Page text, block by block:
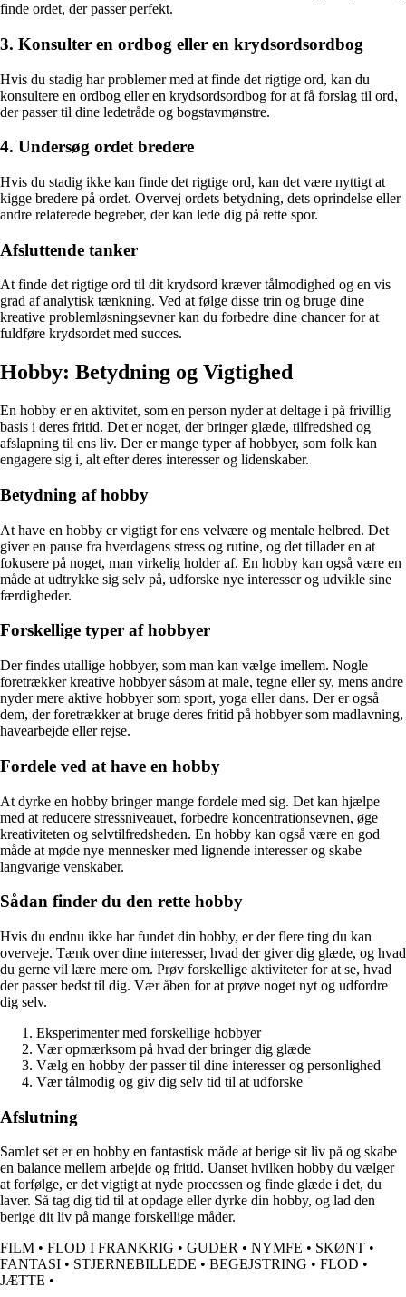
finde ordet, der passer perfekt.
3. Konsulter en ordbog eller en krydsordsordbog
Hvis du stadig har problemer med at finde det rigtige ord, kan du
konsultere en ordbog eller en krydsordsordbog for at få forslag til ord,
der passer til dine ledetråde og bogstavmønstre.
4. Undersøg ordet bredere
Hvis du stadig ikke kan finde det rigtige ord, kan det være nyttigt at
kigge bredere på ordet. Overvej ordets betydning, dets oprindelse eller
andre relaterede begreber, der kan lede dig på rette spor.
Afsluttende tanker
At finde det rigtige ord til dit krydsord kræver tålmodighed og en vis
grad af analytisk tænkning. Ved at følge disse trin og bruge dine
kreative problemløsningsevner kan du forbedre dine chancer for at
fuldføre krydsordet med succes.
Hobby: Betydning og Vigtighed
En hobby er en aktivitet, som en person nyder at deltage i på frivillig
basis i deres fritid. Det er noget, der bringer glæde, tilfredshed og
afslapning til ens liv. Der er mange typer af hobbyer, som folk kan
engagere sig i, alt efter deres interesser og lidenskaber.
Betydning af hobby
At have en hobby er vigtigt for ens velvære og mentale helbred. Det
giver en pause fra hverdagens stress og rutine, og det tillader en at
fokusere på noget, man virkelig holder af. En hobby kan også være en
måde at udtrykke sig selv på, udforske nye interesser og udvikle sine
færdigheder.
Forskellige typer af hobbyer
Der findes utallige hobbyer, som man kan vælge imellem. Nogle
foretrækker kreative hobbyer såsom at male, tegne eller sy, mens andre
nyder mere aktive hobbyer som sport, yoga eller dans. Der er også
dem, der foretrækker at bruge deres fritid på hobbyer som madlavning,
havearbejde eller rejse.
Fordele ved at have en hobby
At dyrke en hobby bringer mange fordele med sig. Det kan hjælpe
med at reducere stressniveauet, forbedre koncentrationsevnen, øge
kreativiteten og selvtilfredsheden. En hobby kan også være en god
måde at møde nye mennesker med lignende interesser og skabe
langvarige venskaber.
Sådan finder du den rette hobby
Hvis du endnu ikke har fundet din hobby, er der flere ting du kan
overveje. Tænk over dine interesser, hvad der giver dig glæde, og hvad
du gerne vil lære mere om. Prøv forskellige aktiviteter for at se, hvad
der passer bedst til dig. Vær åben for at prøve noget nyt og udfordre
dig selv.
Eksperimenter med forskellige hobbyer
Vær opmærksom på hvad der bringer dig glæde
Vælg en hobby der passer til dine interesser og personlighed
Vær tålmodig og giv dig selv tid til at udforske
Afslutning
Samlet set er en hobby en fantastisk måde at berige sit liv på og skabe
en balance mellem arbejde og fritid. Uanset hvilken hobby du vælger
at forfølge, er det vigtigt at nyde processen og finde glæde i det, du
laver. Så tag dig tid til at opdage eller dyrke din hobby, og lad den
berige dit liv på mange forskellige måder.
FILM • FLOD I FRANKRIG • GUDER • NYMFE • SKØNT •
FANTASI • STJERNEBILLEDE • BEGEJSTRING • FLOD •
JÆTTE •